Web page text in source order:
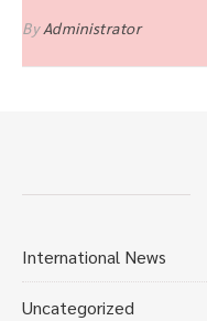
ByAdministrator
International News
Uncategorized